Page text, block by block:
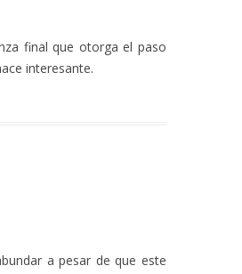
final que otorga el paso
interesante.
a pesar de que este